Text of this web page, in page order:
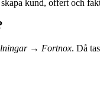
kund, offert och
→ Fortnox. Då